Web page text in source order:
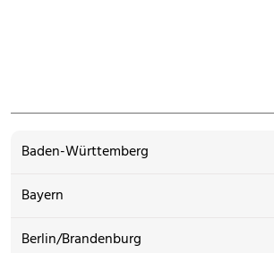
Baden-Württemberg
Bayern
Berlin/Brandenburg